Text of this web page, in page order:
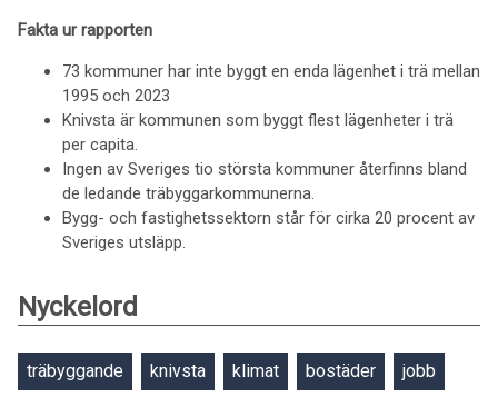
Fakta ur rapporten
73 kommuner har inte byggt en enda lägenhet i trä mellan
1995 och 2023
Knivsta är kommunen som byggt flest lägenheter i trä
per capita.
Ingen av Sveriges tio största kommuner återfinns bland
de ledande träbyggarkommunerna.
Bygg- och fastighetssektorn står för cirka 20 procent av
Sveriges utsläpp.
Nyckelord
träbyggande knivsta klimat bostäder jobb